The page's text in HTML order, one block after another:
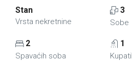
Stan
Vrsta nekretnine
3
Sobe
2
Spavaćih soba
1